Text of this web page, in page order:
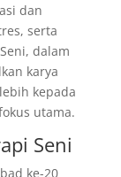
dan
serta
dalam
karya
kepada
utama.
Seni
ke-20